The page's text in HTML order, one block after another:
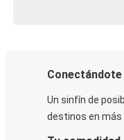
Conectándote
Un sinfín de
destinos en más